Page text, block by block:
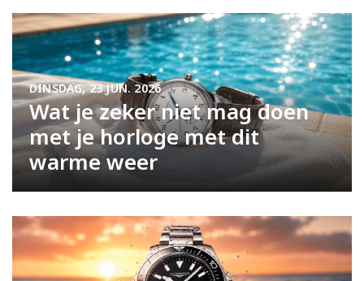
Wat je zeker niet mag doen
met je horloge met dit
warme weer
DINSDAG, 23 JUN. 2026